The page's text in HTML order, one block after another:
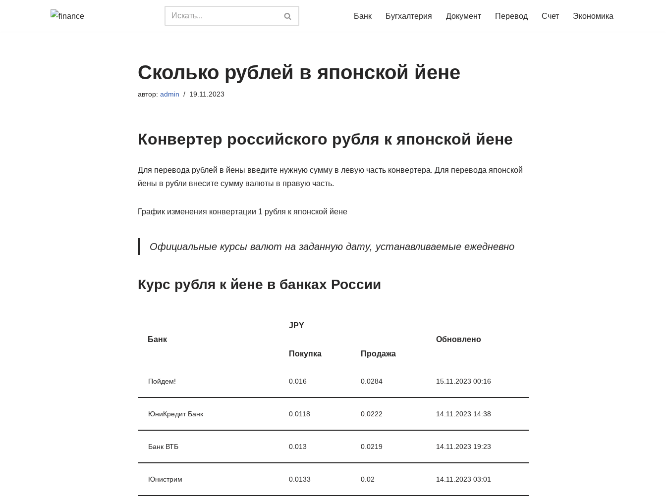
Банк Бугхалтерия Документ Перевод Счет Экономика
Сколько рублей в японской йене
автор: admin 19.11.2023
Конвертер российского рубля к японской йене
Для перевода рублей в йены введите нужную сумму в левую часть конвертера. Для перевода японской
йены в рубли внесите сумму валюты в правую часть.
График изменения конвертации 1 рубля к японской йене
Официальные курсы валют на заданную дату, устанавливаемые ежедневно
Курс рубля к йене в банках России
Банк
JPY
Обновлено
Покупка
Продажа
Пойдем! 0.016 0.0284 15.11.2023 00:16
ЮниКредит Банк 0.0118 0.0222 14.11.2023 14:38
Банк ВТБ 0.013 0.0219 14.11.2023 19:23
Юнистрим 0.0133 0.02 14.11.2023 03:01